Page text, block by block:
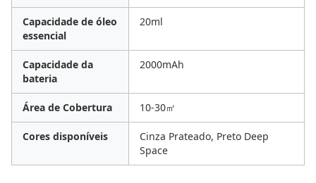
Capacidade de óleo
essencial
20ml
Capacidade da
bateria
2000mAh
Área de Cobertura 10-30㎡
Cores disponíveis
Cinza Prateado, Preto Deep
Space